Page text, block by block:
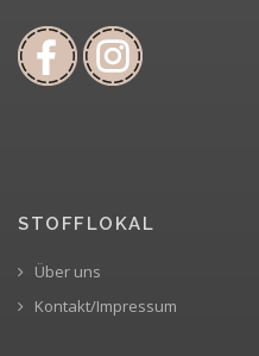
STOFFLOKAL
Über uns
Kontakt/Impressum